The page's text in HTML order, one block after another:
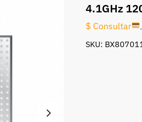
4.1GHz
$ Consultar
SKU: